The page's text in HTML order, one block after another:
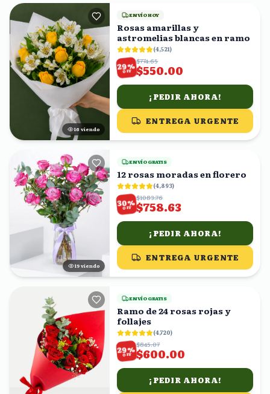
16 viendo
ENVÍO HOY
Rosas amarillas y
astromelias blancas en ramo
(4,521)
29%
OFF
$774.65
$550.00
¡PEDIR AHORA!
ENTREGA URGENTE
20 viendo
ENVÍO GRATIS
12 rosas moradas en florero
(4,893)
30%
OFF
$1083.76
$758.63
¡PEDIR AHORA!
ENTREGA URGENTE
ENVÍO GRATIS
Ramo de 24 rosas rojas y
follajes
(4,720)
29%
OFF
$845.07
$600.00
¡PEDIR AHORA!